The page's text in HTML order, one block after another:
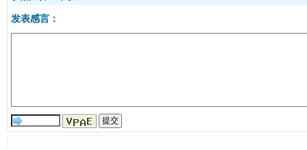
全民健身五年计划来了！等你上场
发表感言：